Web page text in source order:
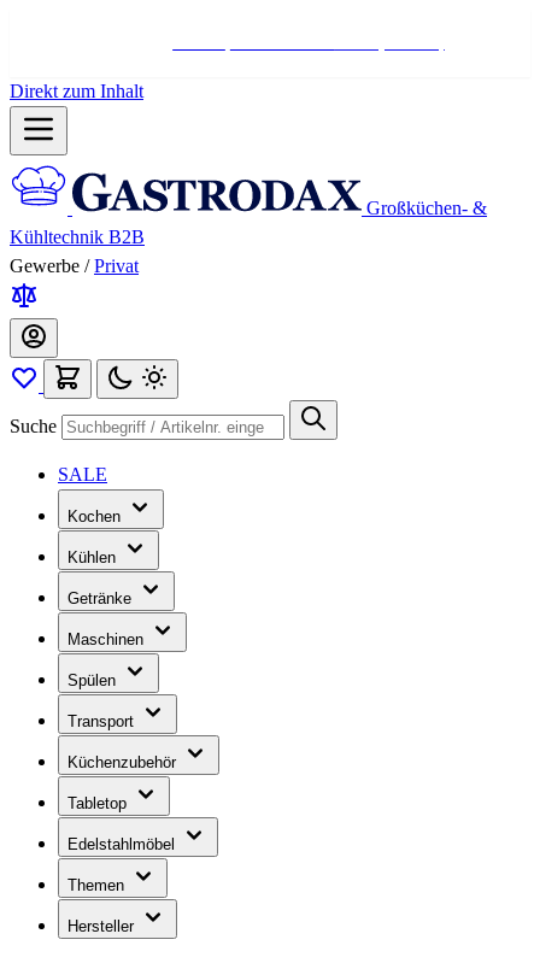
Direkt zum Inhalt
Großküchen- &
Kühltechnik B2B
Gewerbe / Privat
Suche
SALE
Kochen
Kühlen
Getränke
Maschinen
Spülen
Transport
Küchenzubehör
Tabletop
Edelstahlmöbel
Themen
Hersteller